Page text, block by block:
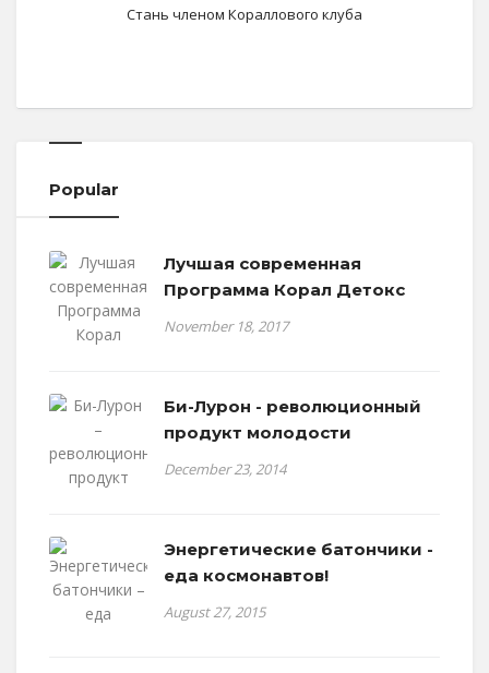
Стань членом Кораллового клуба
Popular
Лучшая современная
Программа Корал Детокс
November 18, 2017
Би-Лурон - революционный
продукт молодости
December 23, 2014
Энергетические батончики -
еда космонавтов!
August 27, 2015